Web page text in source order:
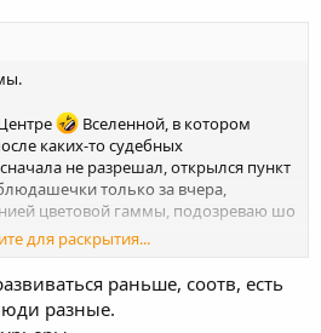
Вселенной, в котором
каких-то судебных
не разрешал, открылся пункт
только за вчера,
цветовой гаммы, подозреваю шо
примерно 125-135 см. струячили как
проспекту Нэзалэжности (раньше
и показывая факи мешающему
то ещё кричали, не разобрал, ибо
для раскрытия...
раньше, соотв, есть
разные.